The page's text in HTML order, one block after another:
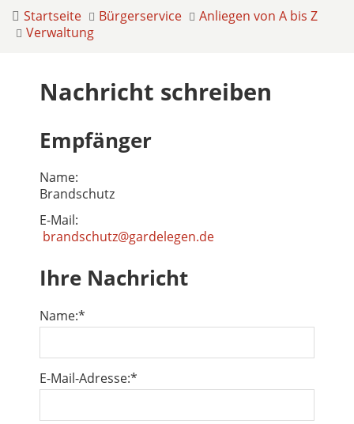
Startseite Bürgerservice
Anliegen von A bis Z
Verwaltung
Nachricht schreiben
Empfänger
Name:
Brandschutz
E-Mail:
brandschutz@gardelegen.de
Ihre Nachricht
Name:*
E-Mail-Adresse:*